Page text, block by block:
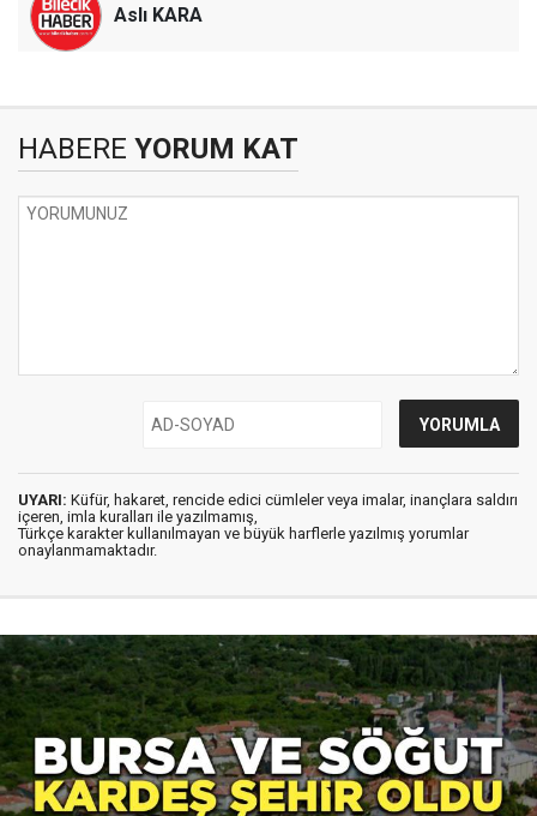
Aslı KARA
HABERE YORUM KAT
UYARI: Küfür, hakaret, rencide edici cümleler veya imalar, inançlara saldırı
içeren, imla kuralları ile yazılmamış,
Türkçe karakter kullanılmayan ve büyük harflerle yazılmış yorumlar
onaylanmamaktadır.